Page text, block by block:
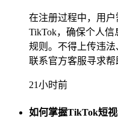
在注册过程中，用
TikTok，确保个人
规则。不得上传违
联系官方客服寻求帮
21小时前
如何掌握TikTok短